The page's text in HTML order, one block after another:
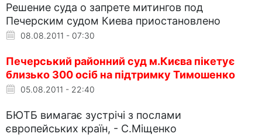
Решение суда о запрете митингов под
Печерским судом Киева приостановлено
08.08.2011 - 07:30
Печерський районний суд м.Києва пікетує
близько 300 осіб на підтримку Тимошенко
05.08.2011 - 22:40
БЮТБ вимагає зустрічі з послами
європейських країн, - С.Міщенко